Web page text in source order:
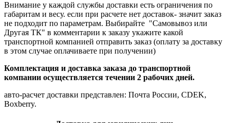
Внимание у каждой службы доставки есть ограничения по
габаритам и весу. если при расчете нет доставок- значит заказ
не подходит по параметрам. Выбирайте "Самовывоз или
Другая ТК" в комментарии к заказу укажите какой
транспортной компанией отправить заказ (оплату за доставку
в этом случае оплачиваете при получении)
Комплектация и доставка заказа до транспортной
компании осуществляется течении 2 рабочих дней.
авто-расчет доставки представлен: Почта России, CDEK,
Boxberry.